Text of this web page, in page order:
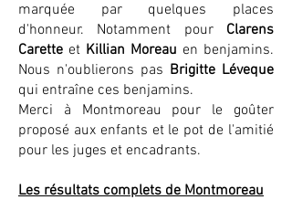
marquée par quelques places
d'honneur. Notamment pourClarens
Carette et Killian Moreau en benjamins.
Nous n'oublierons pas Brigitte Léveque
qui entraîne ces benjamins.
Merci à Montmoreau pour le goûter
proposé aux enfants et le pot de l'amitié
pour les juges et encadrants.
Les résultats complets de Montmoreau